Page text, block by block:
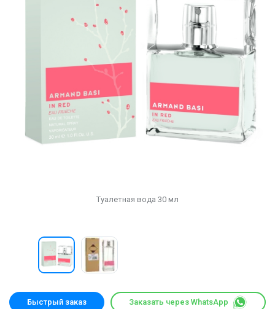
Туалетная вода 30 мл
Быстрый заказ Заказать через WhatsApp